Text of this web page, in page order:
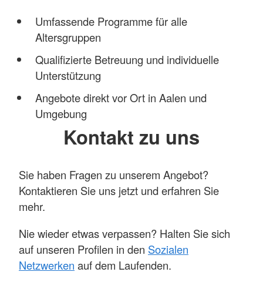
Umfassende Programme für alle
Altersgruppen
Qualifizierte Betreuung und individuelle
Unterstützung
Angebote direkt vor Ort in Aalen und
Umgebung
Kontakt zu uns
Sie haben Fragen zu unserem Angebot?
Kontaktieren Sie uns jetzt und erfahren Sie
mehr.
Nie wieder etwas verpassen? Halten Sie sich
auf unseren Profilen in den Sozialen
Netzwerken auf dem Laufenden.